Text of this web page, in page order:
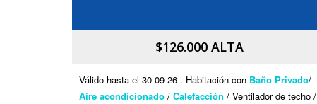
$126.000 ALTA
Válido hasta el 30-09-26 . Habitación con Baño Privado/
Aire acondicionado / Calefacción / Ventilador de techo /